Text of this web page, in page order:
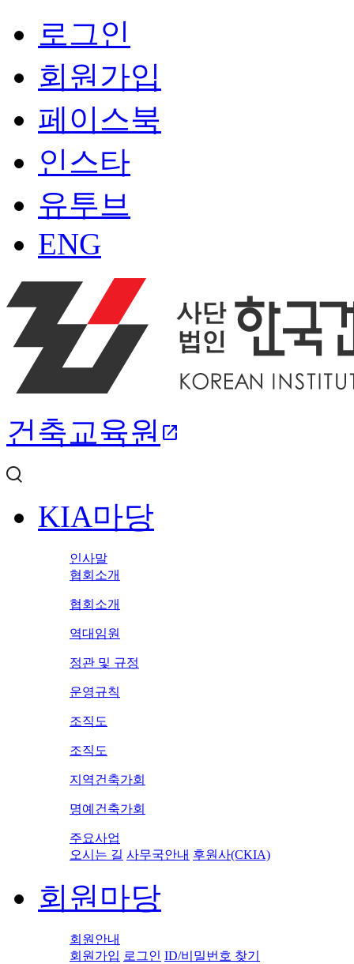
로그인
회원가입
페이스북
인스타
유투브
ENG
건축교육원 open_in_new
KIA마당
인사말
협회소개
협회소개
역대임원
정관 및 규정
운영규칙
조직도
조직도
지역건축가회
명예건축가회
주요사업
오시는 길 사무국안내 후원사(CKIA)
회원마당
회원안내
회원가입 로그인 ID/비밀번호 찾기